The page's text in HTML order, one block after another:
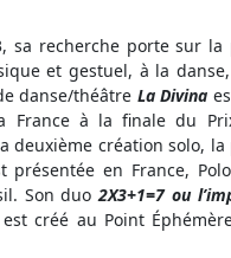
sa recherche porte sur la
et gestuel, à la danse,
danse/théâtre La Divina
France à la finale du
deuxième création solo,
présentée en France,
Son duo 2X3+1=7 ou
est créé au Point